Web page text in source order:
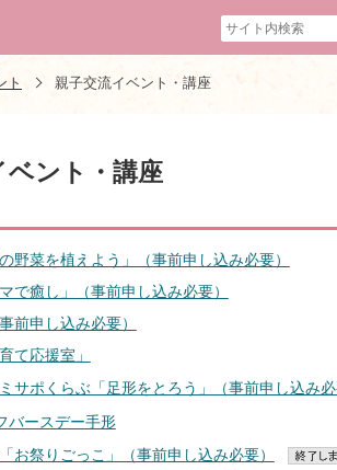
ト 親子交流イベント・講座
ベント・講座
野菜を植えよう」（事前申し込み必要）
で癒し」（事前申し込み必要）
前申し込み必要）
て応援室」
サポくらぶ「足形をとろう」（事前申し込み必
バースデー手形
お祭りごっこ」（事前申し込み必要）